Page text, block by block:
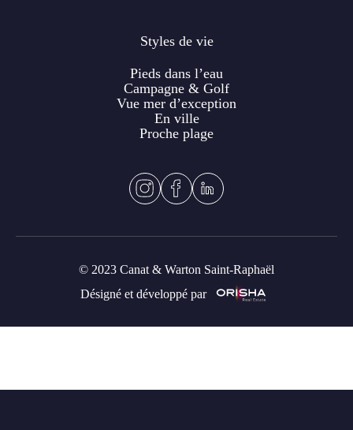
Styles de vie
Pieds dans l’eau
Campagne & Golf
Vue mer d’exception
En ville
Proche plage
© 2023 Canat & Warton Saint-Raphaël
Désigné et développé par